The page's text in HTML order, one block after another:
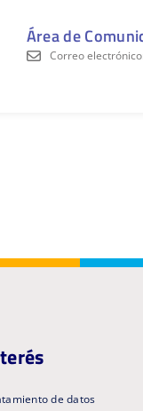
Área de
Correo
de datos